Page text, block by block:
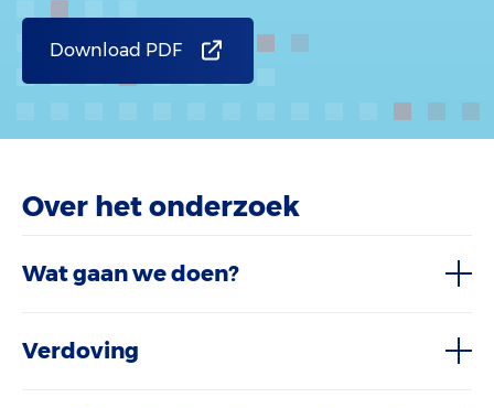
Download PDF
Over het onderzoek
Wat gaan we doen?
Verdoving